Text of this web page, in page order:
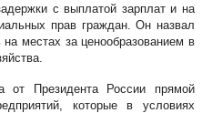
с выплатой зарплат и на
прав граждан. Он назвал
местах за ценообразованием в
от Президента России прямой
которые в условиях